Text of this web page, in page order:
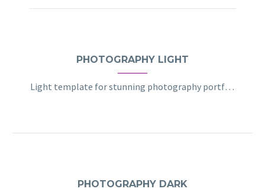
PHOTOGRAPHY LIGHT
Light template for stunning photography portfolio page
PHOTOGRAPHY DARK